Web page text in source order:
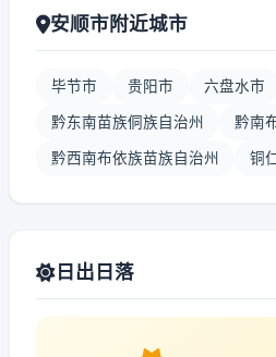
安顺市附近城市
毕节市 贵阳市 六盘水市
黔东南苗族侗族自治州 黔南
黔西南布依族苗族自治州 铜
日出日落